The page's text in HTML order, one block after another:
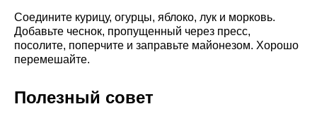
Соедините курицу, огурцы, яблоко, лук и морковь.
Добавьте чеснок, пропущенный через пресс,
посолите, поперчите и заправьте майонезом. Хорошо
перемешайте.
Полезный совет